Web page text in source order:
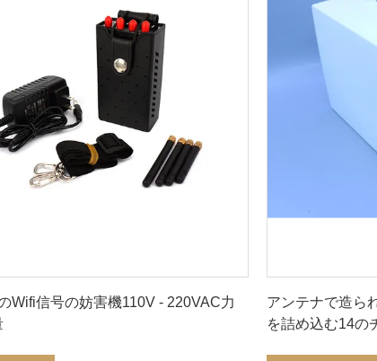
Wifi信号の妨害機110V - 220VAC力
アンテナで造ら
を詰め込む14の